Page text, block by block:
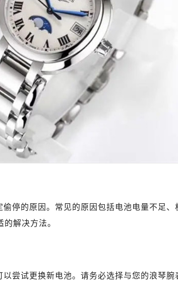
2号融恒时代广场写字楼9层902室（需提前预约）
湘路393号世茂环球金融中心写字楼（芙蓉广场
润大厦写字楼29层2905室（需提前预约）
得利名表服务中心（品牌授权店）3层整层（需提
得利名表服务中心（品牌授权店）1层整层（需
得利名表服务中心（品牌授权店）1层整层（需提
号时代广场（CCMALL）C座17层17-B（需提前
置信广场10层1015室（需提前预约）
际金融大厦7层G室（需提前预约）
万科金融中心C座12层1205室（需提前预约）
民盈国贸中心T1写字楼9层907室（需提前预约）
恒隆广场写字楼1座11层1104室（需提前预约
融广场写字楼16层1603室（需提前预约）
世界贸易大厦38层09室（需提前预约）
王大厦12楼1224室（需提前预约）
西万达中心写字楼A座7楼709室（需提前预约）
达金融中心A座907室（需提前预约）
停的原因。常见的原因包括电池电量不足
解决方法。
尝试更换新电池。请务必选择与您的浪琴